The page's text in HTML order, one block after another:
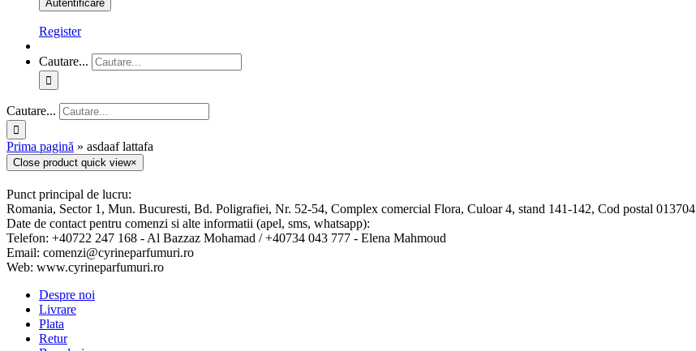
Register
Cautare...
Cautare...
Prima pagină » asdaaf lattafa
Close product quick view×
Punct principal de lucru:
Romania, Sector 1, Mun. Bucuresti, Bd. Poligrafiei, Nr. 52-54, Complex comercial Flora, Culoar 4, stand 141-142, Cod postal 013704
Date de contact pentru comenzi si alte informatii (apel, sms, whatsapp):
Telefon: +40722 247 168 - Al Bazzaz Mohamad / +40734 043 777 - Elena Mahmoud
Email: comenzi@cyrineparfumuri.ro
Web: www.cyrineparfumuri.ro
Despre noi
Livrare
Plata
Retur